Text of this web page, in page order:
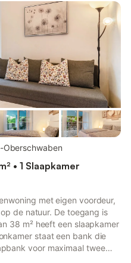
en een kinderstoel
heeft een zithoek aan de
meer...
Oberschwaben
• 1 Slaapkamer
met eigen voordeur,
de natuur. De toegang is
38 m² heeft een slaapkamer
staat een bank die
voor maximaal twee